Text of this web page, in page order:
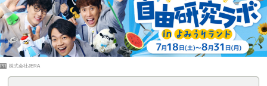
PR 株式会社JERA